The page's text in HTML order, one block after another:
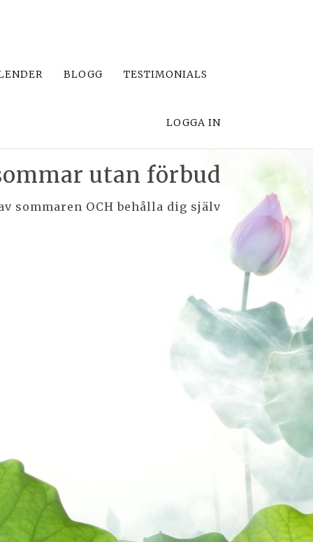
BLOGG TESTIMONIALS
LOGGA IN
utan förbud
sommaren OCH behålla dig själv